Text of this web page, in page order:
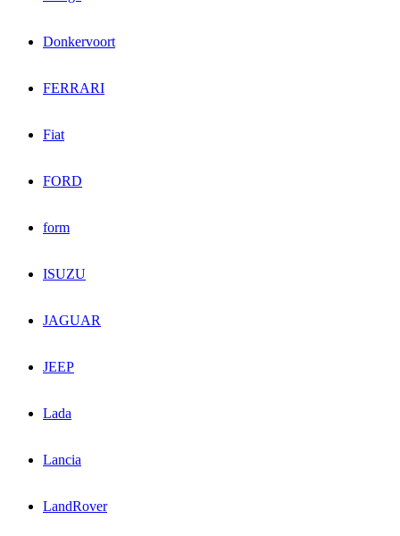
Donkervoort
FERRARI
Fiat
FORD
form
ISUZU
JAGUAR
JEEP
Lada
Lancia
LandRover